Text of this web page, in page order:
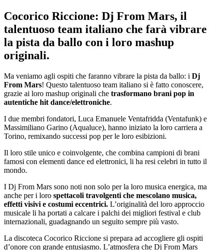
Cocorico Riccione: Dj From Mars, il
talentuoso team italiano che farà vibrare
la pista da ballo con i loro mashup
originali.
Ma veniamo agli ospiti che faranno vibrare la pista da ballo: i Dj
From Mars! Questo talentuoso team italiano si è fatto conoscere,
grazie ai loro mashup originali che trasformano brani pop in
autentiche hit dance/elettroniche.
I due membri fondatori, Luca Emanuele Ventafridda (Ventafunk) e
Massimiliano Garino (Aqualuce), hanno iniziato la loro carriera a
Torino, remixando successi pop per le loro esibizioni.
Il loro stile unico e coinvolgente, che combina campioni di brani
famosi con elementi dance ed elettronici, li ha resi celebri in tutto il
mondo.
I Dj From Mars sono noti non solo per la loro musica energica, ma
anche per i loro spettacoli travolgenti che mescolano musica,
effetti visivi e costumi eccentrici. L’originalità del loro approccio
musicale li ha portati a calcare i palchi dei migliori festival e club
internazionali, guadagnando un seguito sempre più vasto.
La discoteca Cocorico Riccione si prepara ad accogliere gli ospiti
d’onore con grande entusiasmo. L’atmosfera che Dj From Mars